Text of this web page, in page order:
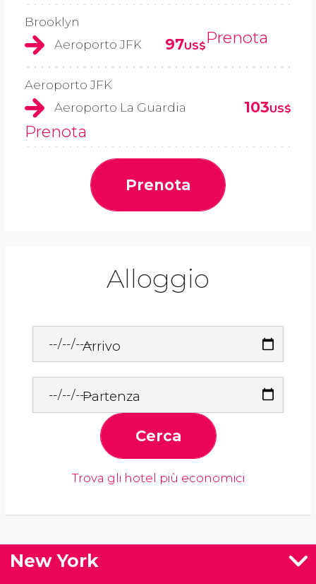
Brooklyn
Aeroporto JFK
97US$Prenota
Aeroporto JFK
Aeroporto La Guardia
103US$
Prenota
Prenota
Alloggio
Arrivo
Partenza
Cerca
Trova gli hotel più economici
New York